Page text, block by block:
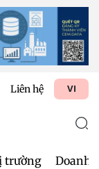
Liên hệ VI
trường Doanh